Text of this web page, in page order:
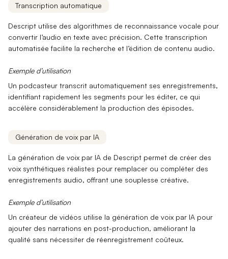
Transcription automatique
Descript utilise des algorithmes de reconnaissance vocale pour
convertir l’audio en texte avec précision. Cettetranscription
automatisée facilite la recherche et l’édition de contenu audio.
Exemple d’utilisation
Un podcasteur transcrit automatiquement ses enregistrements,
identifiant rapidement les segments pour les éditer, ce qui
accélère considérablement la production des épisodes.
Génération de voix par IA
La génération de voix par IA de Descript permet de créer des
voix synthétiques réalistes pour remplacer ou compléter des
enregistrements audio, offrant une souplesse créative.
Exemple d’utilisation
Un créateur de vidéos utilise la génération de voix par IA pour
ajouter des narrations en post-production, améliorant la
qualité sans nécessiter de réenregistrement coûteux.